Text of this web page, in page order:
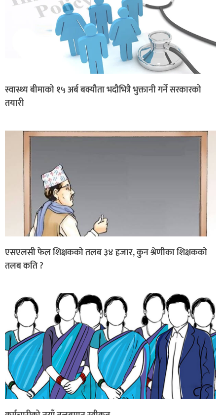
स्वास्थ्य बीमाको १५ अर्ब बक्यौता भदौभित्रै भुक्तानी गर्ने सरकारको
तयारी
एसएलसी फेल शिक्षकको तलब ३४ हजार, कुन श्रेणीका शिक्षकको
तलब कति ?